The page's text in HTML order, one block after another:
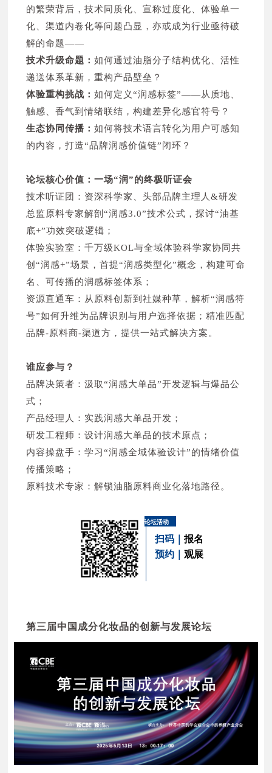
汕头市丰彩科技有限公司 N1Q32
宁波兰姿化妆品科技有限公司 N1M01
优护优家健康科技（苏州）有限公司 N1N05
宁波泽一塑业有限公司 N1V26
佛山合众无纺新材料有限公司 N1D03
广东康容实业有限公司 N1M12
云堃生物科技(杭州)有限公司 N1V24
余姚市唯美化妆品包装用品有限公司 N1Q31
佛山市麒骏鸿塑料制品有限公司 N1N29
吉安市三江超纤无纺有限公司 N1J15
广州市卓品笔业有限公司 N1V29
中山市天图精细化工有限公司 N1Q03
汕头市亚美塑胶有限公司 N1S13
余姚市灵好日用包装厂 N1S31
飒赫拉国际贸易有限公司 N1T03
广州华羚化工产品有限公司 N1P28
广州翠黛生物科技有限公司 N1U09
宁波瑜辉塑料工贸有限公司 N1S30
广州楚雨化妆品有限公司 N1S25
广州欧盛化妆品有限公司 N1Q13
广州暨创医美生物科技有限公司 N1V32
雄县碧海日化有限公司 N1Q29
扬州索斯日化有限公司 N1R01
蔻诗曼嘉化妆品（中国）有限公司 N1D09
广州御艾化妆品有限公司 N1N13
秧视角（广州）包装制品有限公司 N1Q30
浙江名妆化妆品有限公司 N1H03
苏州工业园区葆华生物科技有限公司 N1R02
隽韬（上海）实业有限公司 N1N19
广东瀚润生物科技有限公司 N1D14
梓森科技股份有限公司 N1W34
以上排名不分前后
绍兴上虞嘉信钢球有限公司 N2S29
上海点白实业有限公司 N2N13
汕头市丽耀塑胶制品有限公司 N2W29
广州玖号佳品日用品有限公司 N2K13
广东汇裕美科技有限公司 N2R03
宁波鹏辉微孔科技有限公司 N2W16
杭州明日软包装有限公司 N2T14
泰兴市荣兴玻璃有限公司 N2V35
株式会社アンズコーポレーション N2H01
苏州同里印刷科技股份有限公司 N2R25
宁波盛锡隆铝罐制造有限公司 N2S31
美丽华化妆品（上海）有限公司 N2B01
浙江永锦科技有限公司 N2V09
浙江高妍科技有限公司 N2S13
广州天誉世家无纺布制品有限公司 N2Q01
天然物（天津）生物科技有限公司 N2B21
江苏吴盐国际贸易有限公司 N2S32
汕头市金平区溢雅塑胶制品有限公司 N2T02
广州雅熙日用品有限公司 N2S01
广州市贝雅斯化妆用品有限公司 N2U09
上海玖虹印刷科技有限公司 N2Q32
上海海薇华颜生物科技有限公司 N2V25
英德市东顺精细化工实业有限公司 N2W05
广州颜朵化妆品科技有限公司 N2N11
广州市千头贸易有限公司 N2E12
上海思贝化妆品科技有限公司 N2Q03
广州芊植本草化妆品有限公司 N2R08
江苏聚源医疗技术有限公司 N2F01
金华市腾屹塑胶有限公司 N2U04
杭州雅妍化妆品有限公司 N2W01
广东鼎特生物科技有限公司 N2N21
广东聚威健康产业有限公司 N2J01
美丽链接（广东）生物科技有限公司 N2V07
浙江欣普塑业有限公司 N2W34
广东博然堂生物科技有限公司 N2Q13
义乌市衡谐塑胶有限公司 N2W35
深圳杉海创新技术有限公司 N2B09
广东九妍生物科技有限公司 N2R01
浙江雪芙蓉化妆品有限公司 N2E20
珠海市绿馨颜日用品有限公司 N2M14
的繁荣背后，技术同质化、宣称过度化、体验单一
化、渠道内卷化等问题凸显，亦或成为行业亟待破
解的命题——
技术升级命题：如何通过油脂分子结构优化、活性
递送体系革新，重构产品壁垒？
体验重构挑战：如何定义“润感标签”——从质地、
触感、香气到情绪联结，构建差异化感官符号？
生态协同传播：如何将技术语言转化为用户可感知
的内容，打造“品牌润感价值链”闭环？
论坛核心价值：一场“润”的终极听证会
技术听证团：资深科学家、头部品牌主理人&研发
总监原料专家解剖“润感3.0”技术公式，探讨“油基
底+”功效突破逻辑；
体验实验室：千万级KOL与全域体验科学家协同共
创“润感+”场景，首提“润感类型化”概念，构建可命
名、可传播的润感标签体系；
资源直通车：从原料创新到社媒种草，解析“润感符
号”如何升维为品牌识别与用户选择依据；精准匹配
品牌-原料商-渠道方，提供一站式解决方案。
谁应参与？
品牌决策者：汲取“润感大单品”开发逻辑与爆品公
式；
产品经理人：实践润感大单品开发；
研发工程师：设计润感大单品的技术原点；
内容操盘手：学习“润感全域体验设计”的情绪价值
传播策略；
原料技术专家：解锁油脂原料商业化落地路径。
论坛活动
扫码｜ 报名
预约｜ 观展
第三届中国成分化妆品的创新与发展论坛